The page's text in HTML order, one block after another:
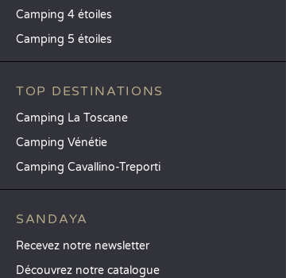
Camping 4 étoiles
Camping 5 étoiles
TOP DESTINATIONS
Camping La Toscane
Camping Vénétie
Camping Cavallino-Treporti
SANDAYA
Recevez notre newsletter
Découvrez notre catalogue